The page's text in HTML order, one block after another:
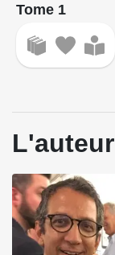
Tome 1
L'auteur